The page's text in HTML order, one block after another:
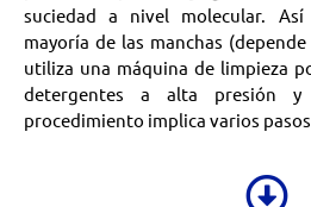
suciedad a nivel molecular.
mayoría de las manchas
utiliza una máquina de limpieza
detergentes a alta presión
procedimiento implica varios